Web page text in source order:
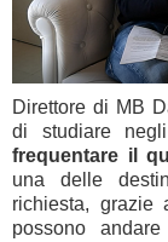
Direttore di MB
di studiare
frequentare il
una delle
richiesta, grazie
possono